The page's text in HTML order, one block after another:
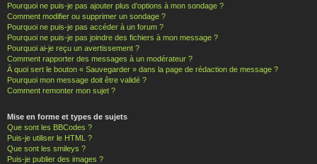
Pourquoi ne puis-je pas ajouter plus d’options à mon sondage ?
Comment modifier ou supprimer un sondage ?
Pourquoi ne puis-je pas accéder à un forum ?
Pourquoi ne puis-je pas joindre des fichiers à mon message ?
Pourquoi ai-je reçu un avertissement ?
Comment rapporter des messages à un modérateur ?
À quoi sert le bouton « Sauvegarder » dans la page de rédaction de message ?
Pourquoi mon message doit être validé ?
Comment remonter mon sujet ?
Mise en forme et types de sujets
Que sont les BBCodes ?
Puis-je utiliser le HTML ?
Que sont les smileys ?
Puis-je publier des images ?